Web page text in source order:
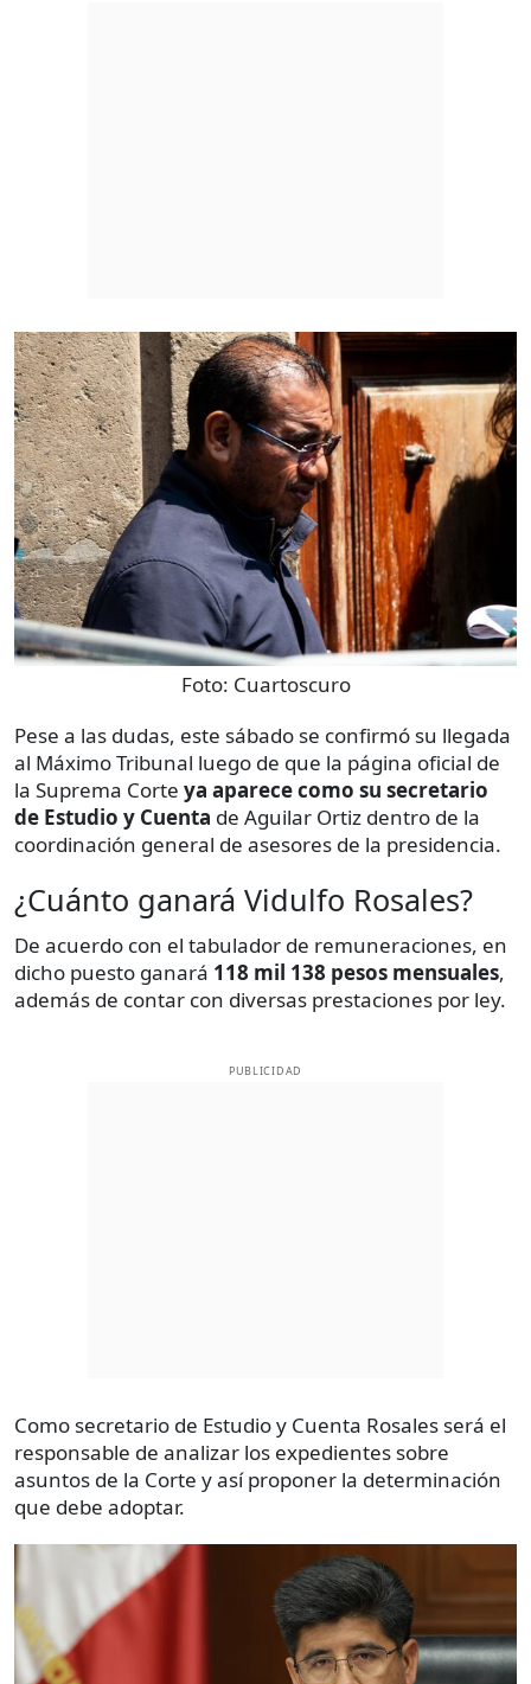
Foto: Cuartoscuro
Pese a las dudas, este sábado se confirmó su llegada
al Máximo Tribunal luego de que la página oficial de
la Suprema Corte ya aparece como su secretario
de Estudio y Cuenta de Aguilar Ortiz dentro de la
coordinación general de asesores de la presidencia.
¿Cuánto ganará Vidulfo Rosales?
De acuerdo con el tabulador de remuneraciones, en
dicho puesto ganará 118 mil 138 pesos mensuales,
además de contar con diversas prestaciones por ley.
PUBLICIDAD
Como secretario de Estudio y Cuenta Rosales será el
responsable de analizar los expedientes sobre
asuntos de la Corte y así proponer la determinación
que debe adoptar.